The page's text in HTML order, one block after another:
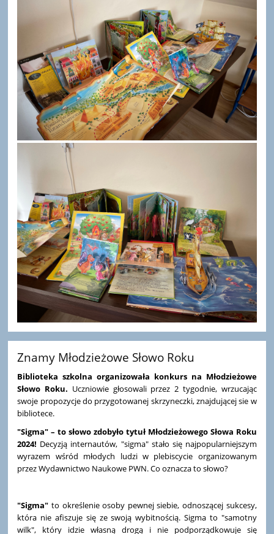
Znamy Młodzieżowe Słowo Roku
Biblioteka szkolna organizowała konkurs na Młodzieżowe
Słowo Roku. Uczniowie głosowali przez 2 tygodnie, wrzucając
swoje propozycje do przygotowanej skrzyneczki, znajdującej sie w
bibliotece.
"Sigma" –to słowo zdobyło tytuł Młodzieżowego Słowa Roku
2024! Decyzją internautów, "sigma" stało się najpopularniejszym
wyrazem wśród młodych ludzi w plebiscycie organizowanym
przez Wydawnictwo Naukowe PWN. Co oznacza to słowo?
"Sigma" to określenie osoby pewnej siebie, odnoszącej sukcesy,
która nie afiszuje się ze swoją wybitnością. Sigma to "samotny
wilk", który idzie własną drogą i nie podporządkowuje się